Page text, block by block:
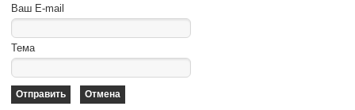
Ваш E-mail
Тема
Отправить Отмена